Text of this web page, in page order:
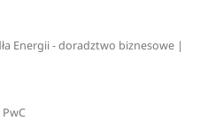
Energii - doradztwo biznesowe |